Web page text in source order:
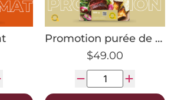
Promotion purée de pommes de terre
$49.00